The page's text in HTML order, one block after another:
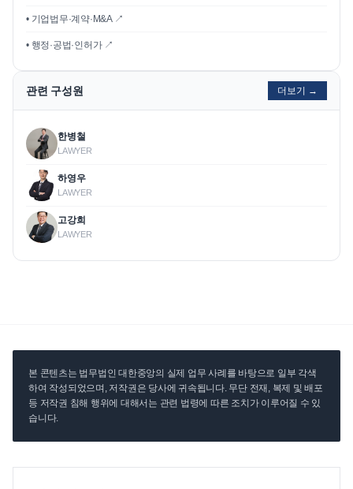
• 기업법무·계약·M&A ↗
• 행정·공법·인허가 ↗
관련 구성원 더보기 →
한병철
LAWYER
하영우
LAWYER
고강희
LAWYER
본 콘텐츠는 법무법인 대한중앙의 실제 업무 사례를 바탕으로 일부 각색
하여 작성되었으며, 저작권은 당사에 귀속됩니다. 무단 전재, 복제 및 배포
등 저작권 침해 행위에 대해서는 관련 법령에 따른 조치가 이루어질 수 있
습니다.